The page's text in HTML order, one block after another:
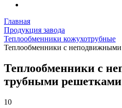
Главная
Продукция завода
Теплообменники кожухотрубные
Теплообменники с
Теплообменники с
трубными решетками
10